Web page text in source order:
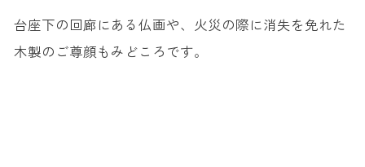
台座下の回廊にある仏画や、火災の際に消失を免れた
木製のご尊顔もみどころです。